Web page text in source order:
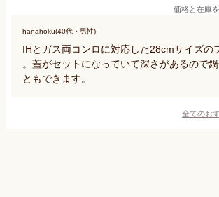
価格と在庫を
hanahoku(40代・男性)
IHとガス両コンロに対応した28cmサイズの
。蓋がセットになっていて深さがあるので
ともできます。
全てのお